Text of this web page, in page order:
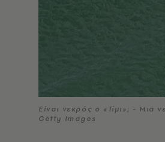
Είναι νεκρός ο «Τίμι»; -
Getty Images